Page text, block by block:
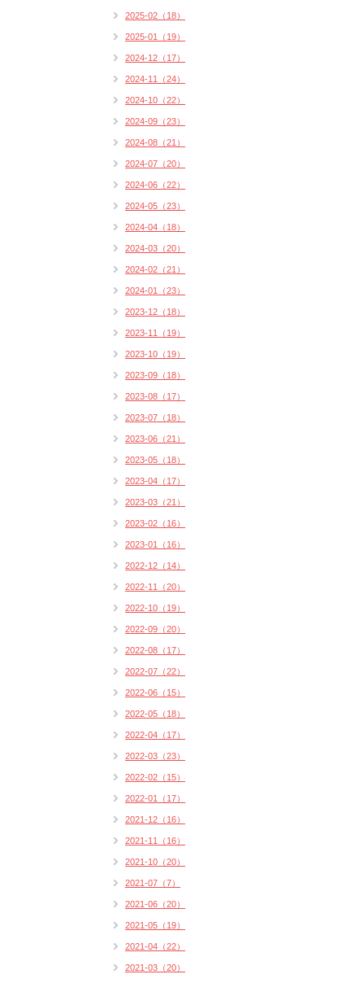
2025-02（18）
2025-01（19）
2024-12（17）
2024-11（24）
2024-10（22）
2024-09（23）
2024-08（21）
2024-07（20）
2024-06（22）
2024-05（23）
2024-04（18）
2024-03（20）
2024-02（21）
2024-01（23）
2023-12（18）
2023-11（19）
2023-10（19）
2023-09（18）
2023-08（17）
2023-07（18）
2023-06（21）
2023-05（18）
2023-04（17）
2023-03（21）
2023-02（16）
2023-01（16）
2022-12（14）
2022-11（20）
2022-10（19）
2022-09（20）
2022-08（17）
2022-07（22）
2022-06（15）
2022-05（18）
2022-04（17）
2022-03（23）
2022-02（15）
2022-01（17）
2021-12（16）
2021-11（16）
2021-10（20）
2021-07（7）
2021-06（20）
2021-05（19）
2021-04（22）
2021-03（20）